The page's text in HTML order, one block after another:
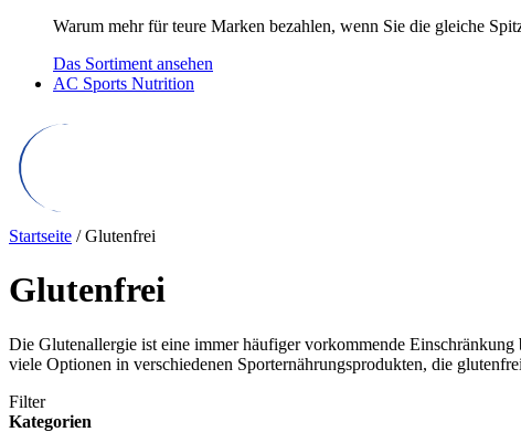
Warum mehr für teure Marken bezahlen, wenn Sie die gleiche
Das Sortiment ansehen
AC Sports Nutrition
Startseite / Glutenfrei
Glutenfrei
Die Glutenallergie ist eine immer häufiger vorkommende
viele Optionen in verschiedenen Sporternährungsprodukten, die
Filter
Kategorien